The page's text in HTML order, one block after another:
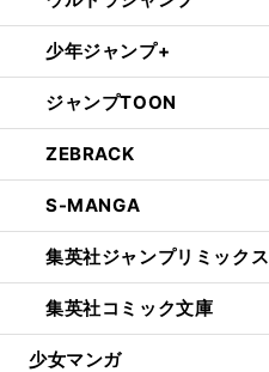
少年ジャンプ+
ジャンプTOON
ZEBRACK
S-MANGA
集英社ジャンプリミックス
集英社コミック文庫
少女マンガ